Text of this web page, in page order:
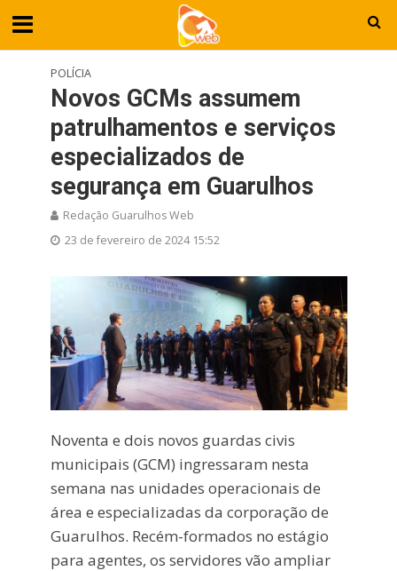
POLÍCIA
Novos GCMs assumem
patrulhamentos e serviços
especializados de
segurança em Guarulhos
Redação Guarulhos Web
23 de fevereiro de 2024 15:52
Noventa e dois novos guardas civis
municipais (GCM) ingressaram nesta
semana nas unidades operacionais de
área e especializadas da corporação de
Guarulhos. Recém-formados no estágio
para agentes, os servidores vão ampliar